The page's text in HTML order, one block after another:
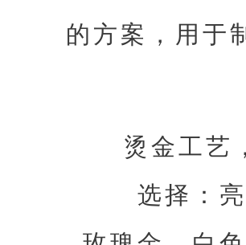
的方案，用于
烫金工艺
选择：